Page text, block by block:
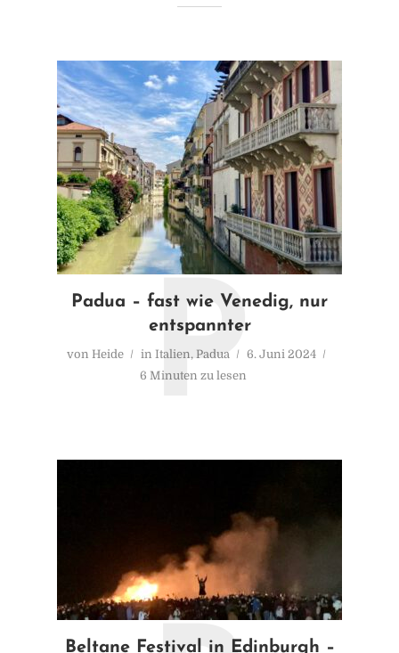
Padua – fast wie Venedig, nur
entspannter
von Heide in Italien, Padua
6. Juni 2024
6 Minuten zu lesen
P
Beltane Festival in Edinburgh –